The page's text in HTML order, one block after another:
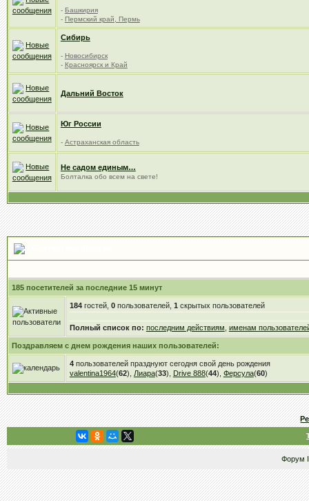
- Башкирия
- Пермский край, Пермь
Сибирь
- Новосибирск
- Красноярск и Край
Дальний Восток
Юг России
- Астраханская область
Не садом единым…
Болталка обо всем на свете!
185 посетителей за последние 15 минут
184гостей, 0пользователей, 1 скрытых пользователей
Полный список по: последним действиям именам
Поздравляем с днем рождения наших пользователей:
4пользователей празднуют сегодня свой день рождения
valentina1964(62), Лиара(33), Drive 888(44), Ферсула(60)
Форум